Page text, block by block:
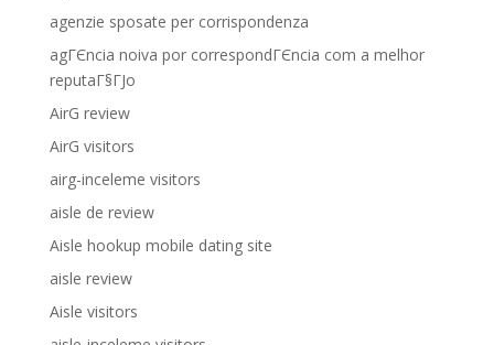
agenzie sposate per corrispondenza
agГЄncia noiva por correspondГЄncia com a melhor
reputaГ§ГЈo
AirG review
AirG visitors
airg-inceleme visitors
aisle de review
Aisle hookup mobile dating site
aisle review
Aisle visitors